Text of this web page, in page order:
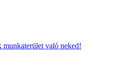
való neked!